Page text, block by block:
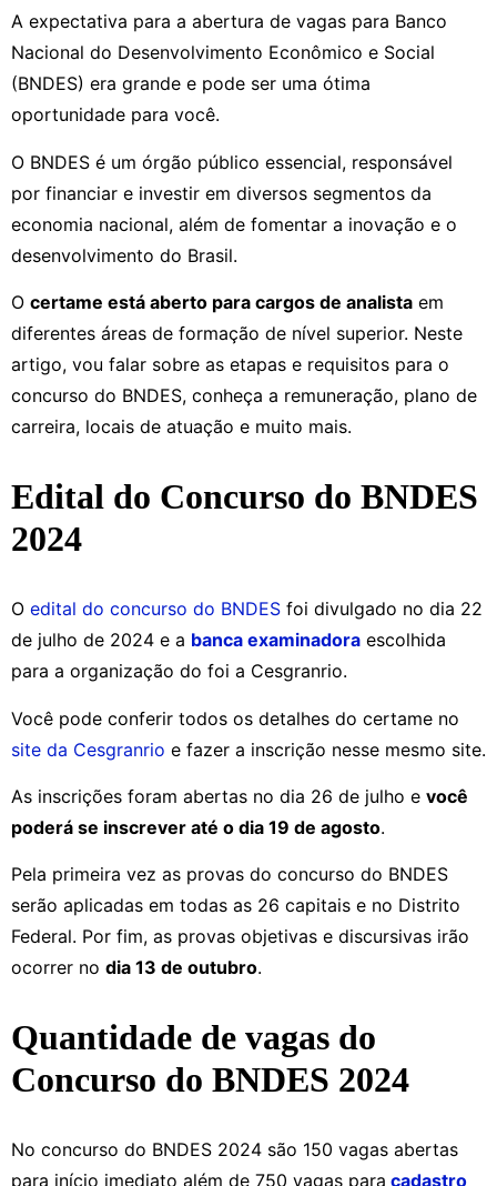
A expectativa para a abertura de vagas para Banco
Nacional do Desenvolvimento Econômico e Social
(BNDES) era grande e pode ser uma ótima
oportunidade para você.
O BNDES é um órgão público essencial, responsável
por financiar e investir em diversos segmentos da
economia nacional, além de fomentar a inovação e o
desenvolvimento do Brasil.
O certame está aberto para cargos de analista em
diferentes áreas de formação de nível superior. Neste
artigo, vou falar sobre as etapas e requisitos para o
concurso do BNDES, conheça a remuneração, plano de
carreira, locais de atuação e muito mais.
Edital do Concurso do BNDES
2024
O edital do concurso do BNDES foi divulgado no dia 22
de julho de 2024 e a banca examinadora escolhida
para a organização do foi a Cesgranrio.
Você pode conferir todos os detalhes do certame no
site da Cesgranrio e fazer a inscrição nesse mesmo site.
As inscrições foram abertas no dia 26 de julho e você
poderá se inscrever até o dia 19 de agosto.
Pela primeira vez as provas do concurso do BNDES
serão aplicadas em todas as 26 capitais e no Distrito
Federal. Por fim, as provas objetivas e discursivas irão
ocorrer no dia 13 de outubro.
Quantidade de vagas do
Concurso do BNDES 2024
No concurso do BNDES 2024 são 150 vagas abertas
para início imediato além de 750 vagas para cadastro